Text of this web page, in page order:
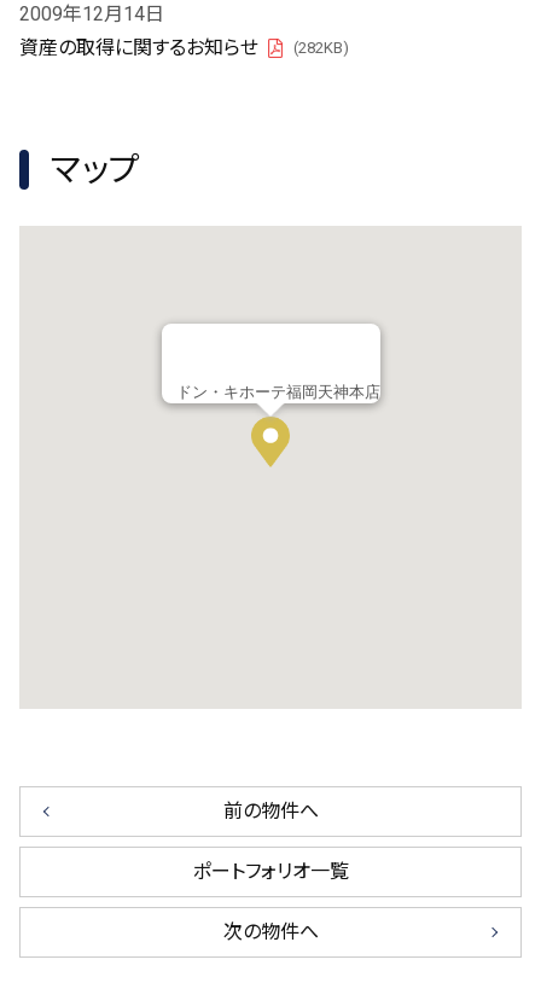
2009年12月14日
資産の取得に関するお知らせ
PDF
(282KB)
マップ
ドン・キホーテ福岡天神本店
前の物件へ
ポートフォリオ一覧
次の物件へ